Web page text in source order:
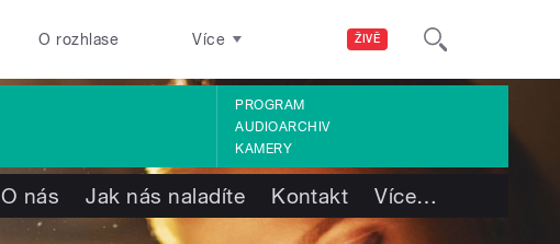
ŽIVĚ
O rozhlase Více
PROGRAM
AUDIOARCHIV
KAMERY
O nás Jak nás naladíte Kontakt Více…